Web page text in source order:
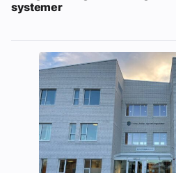
systemer